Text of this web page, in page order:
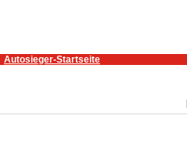
Autosieger-Startseite